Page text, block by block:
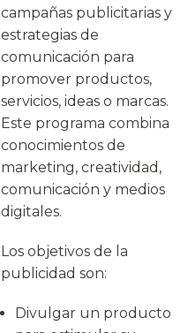
campañas publicitarias y
estrategias de
comunicación para
promover productos,
servicios, ideas o marcas.
Este programa combina
conocimientos de
marketing, creatividad,
comunicación y medios
digitales.
Los objetivos de la
publicidad son:
Divulgar un producto